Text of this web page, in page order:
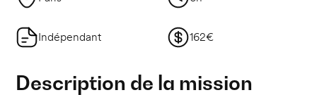
Indépendant 162€
Description de la mission